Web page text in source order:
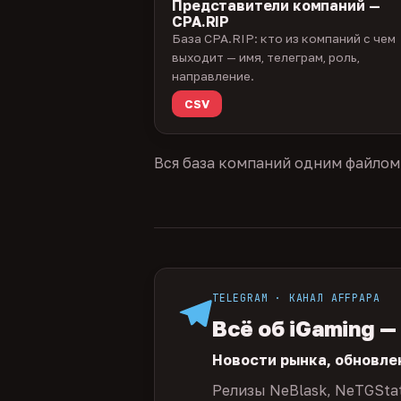
Представители компаний —
CPA.RIP
База CPA.RIP: кто из компаний с чем
выходит — имя, телеграм, роль,
направление.
CSV
Вся база компаний одним
TELEGRAM · КАНАЛ AFFPAPA
Всё об iGaming
Новости рынка,
Релизы NeBlask,